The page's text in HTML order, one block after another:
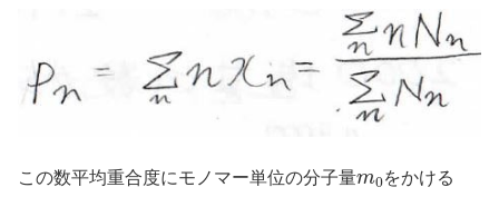
この数平均重合度にモノマー単位の分子量
をかける